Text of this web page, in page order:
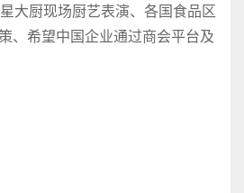
大厨现场厨艺表演、各国食品区
、希望中国企业通过商会平台及